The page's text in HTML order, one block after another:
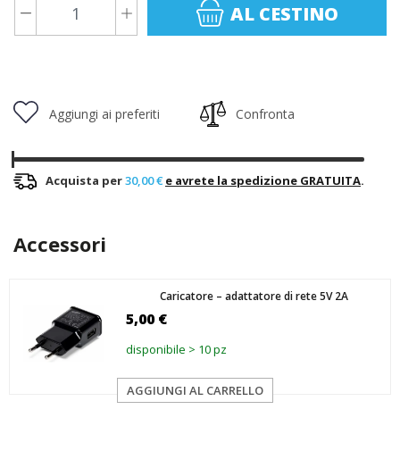
AL CESTINO
Aggiungi ai preferiti Confronta
Acquista per30,00 € e avrete la spedizione GRATUITA.
Accessori
Caricatore – adattatore di rete 5V 2A
5,00 €
disponibile > 10 pz
AGGIUNGI AL CARRELLO